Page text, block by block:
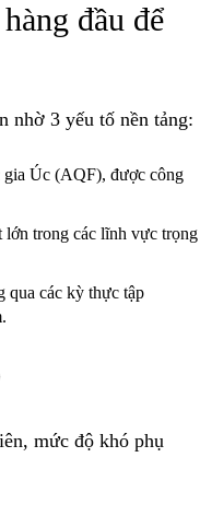
đầu để
nhờ 3 yếu tố nền tảng:
gia Úc (AQF), được công
lớn trong các lĩnh vực trọng
qua các kỳ thực tập
mức độ khó phụ